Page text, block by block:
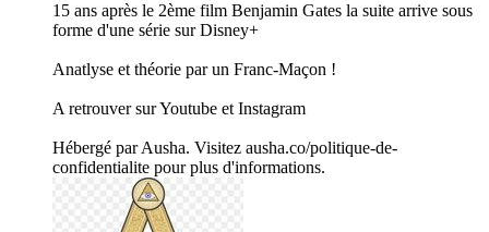
15 ans après le 2ème film Benjamin Gates la suite arrive sous
forme d'une série sur Disney+
Anatlyse et théorie par un Franc-Maçon !
A retrouver sur Youtube et Instagram
Hébergé par Ausha. Visitez ausha.co/politique-de-
confidentialite pour plus d'informations.